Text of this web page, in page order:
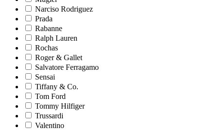
Narciso Rodriguez
Prada
Rabanne
Ralph Lauren
Rochas
Roger & Gallet
Salvatore Ferragamo
Sensai
Tiffany & Co.
Tom Ford
Tommy Hilfiger
Trussardi
Valentino